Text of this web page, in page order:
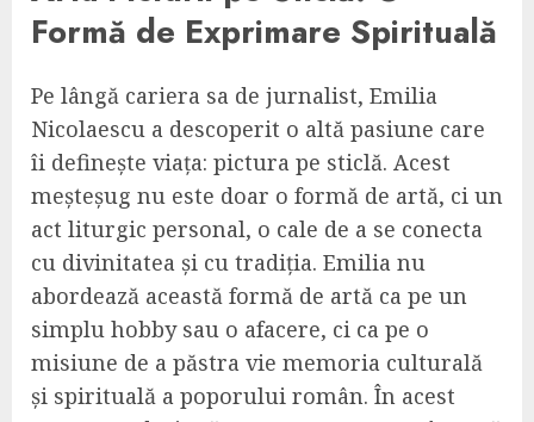
Formă de Exprimare Spirituală
Pe lângă cariera sa de jurnalist, Emilia
Nicolaescu a descoperit o altă pasiune care
îi definește viața: pictura pe sticlă. Acest
meșteșug nu este doar o formă de artă, ci un
act liturgic personal, o cale de a se conecta
cu divinitatea și cu tradiția. Emilia nu
abordează această formă de artă ca pe un
simplu hobby sau o afacere, ci ca pe o
misiune de a păstra vie memoria culturală
și spirituală a poporului român. În acest